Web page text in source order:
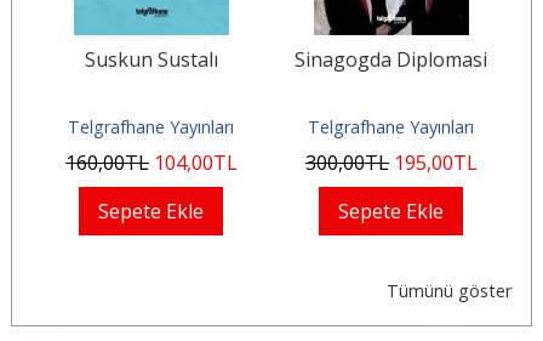
Suskun Sustalı
Telgrafhane Yayınları
160,00TL 104,00TL
Sepete Ekle
Sinagogda Diplomasi
Telgrafhane Yayınları
300,00TL 195,00TL
Sepete Ekle
Tümünü göster